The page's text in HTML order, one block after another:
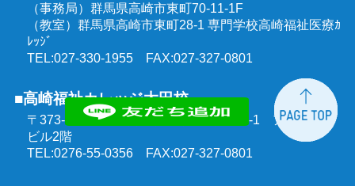
（事務局）群馬県高崎市東町70-11-1F
（教室）群馬県高崎市東町28-1 専門学校高崎福祉医療ｶ
ﾚｯｼﾞ
TEL:027-330-1955 FAX:027-327-0801
■高崎福祉カレッジ太田校
〒373-0851 群馬県太田市飯田町1303-1 アルモニー
ビル2階
TEL:0276-55-0356 FAX:027-327-0801